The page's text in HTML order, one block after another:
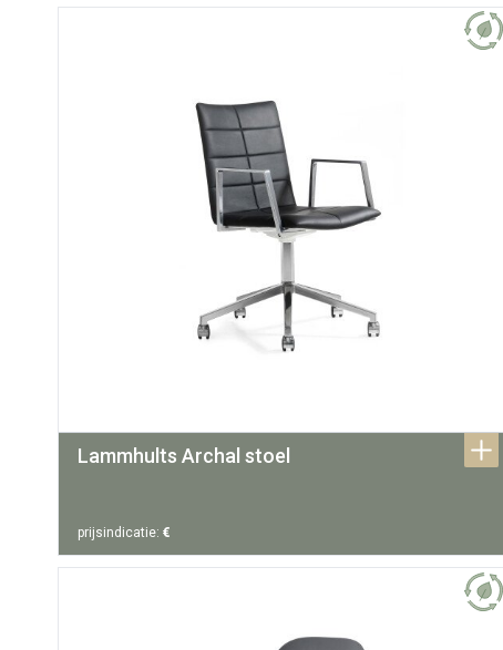
Lammhults Archal stoel
prijsindicatie: €